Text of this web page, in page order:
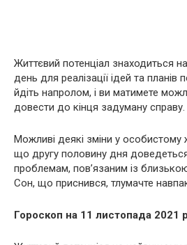
Життєвий потенціал знаходиться
день для реалізації ідей та
йдіть напролом, і ви матимете
довести до кінця задуману справу.
Можливі деякі зміни у особистому
що другу половину дня
проблемам, пов’язаним із
Сон, що приснився, тлумачте
Гороскоп на 11 листопада 2021